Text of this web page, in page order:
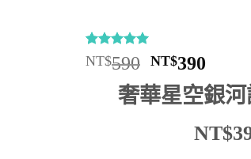
評分5/
5，已有
3
位
顧客進行評
NT$590 原
始
價
NT$590。
NT$390
前
價
奢華星空銀